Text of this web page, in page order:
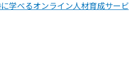
学べるオンライン人材育成サービ